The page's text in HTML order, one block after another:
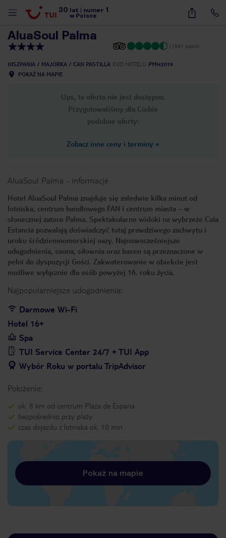
30 lat numer 1
w Polsce
25
AluaSoul Palma
(1541 opinii)
HISZPANIA MAJORKA CAN PASTILLA KOD HOTELU PMI42019
POKAŻ NA MAPIE
Ups, ta oferta nie jest dostępna.
Przygotowaliśmy dla Ciebie
podobne oferty:
Zobacz inne ceny i terminy »
AluaSoul Palma - informacje
Hotel AluaSoul Palma znajduje się zaledwie kilka minut od
lotniska, centrum handlowego FAN i centrum miasta – w
słonecznej zatoce Palma. Spektakularne widoki na wybrzeże Cala
Estancia pozwalają doświadczyć tutaj prawdziwego zachwytu i
uroku śródziemnomorskiej oazy. Najnowocześniejsze
udogodnienia, sauna, siłownia oraz basen są przeznaczone w
pełni do dyspozycji Gości. Zakwaterowanie w obiekcie jest
możliwe wyłącznie dla osób powyżej 16. roku życia.
Najpopularniejsze udogodnienia:
Darmowe Wi-Fi
Hotel 16+
Spa
TUI Service Center 24/7 + TUI App
Wybór Roku w portalu TripAdvisor
Położenie:
ok. 8 km od centrum Plaza de Espana
bezpośrednio przy plaży
czas dojazdu z lotniska ok. 10 min
Pokaż na mapie